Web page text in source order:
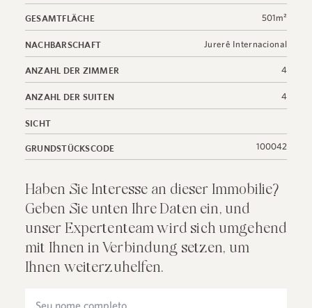
GESAMTFLÄCHE 501m²
NACHBARSCHAFT Jurerê Internacional
ANZAHL DER ZIMMER 4
ANZAHL DER SUITEN 4
SICHT
GRUNDSTÜCKSCODE 100042
Haben Sie Interesse an dieser Immobilie?
Geben Sie unten Ihre Daten ein, und
unser Expertenteam wird sich umgehend
mit Ihnen in Verbindung setzen, um
Ihnen weiterzuhelfen.